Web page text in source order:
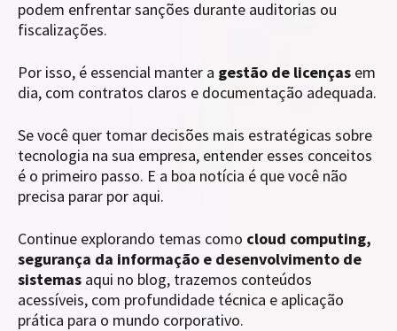
podem enfrentar sanções durante auditorias ou
fiscalizações.
Por isso, é essencial manter a gestão de licenças em
dia, com contratos claros e documentação adequada.
Se você quer tomar decisões mais estratégicas sobre
tecnologia na sua empresa, entender esses conceitos
é o primeiro passo. E a boa notícia é que você não
precisa parar por aqui.
Continue explorando temas como cloud computing,
segurança da informação e desenvolvimento de
sistemas aqui no blog, trazemos conteúdos
acessíveis, com profundidade técnica e aplicação
prática para o mundo corporativo.